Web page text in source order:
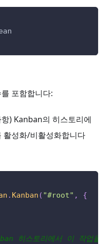
포함합니다:
) Kanban의 히스토리에
활성화/비활성화합니다
. Kanban ( "#root" ,
{
히스토리에서 이 작업을